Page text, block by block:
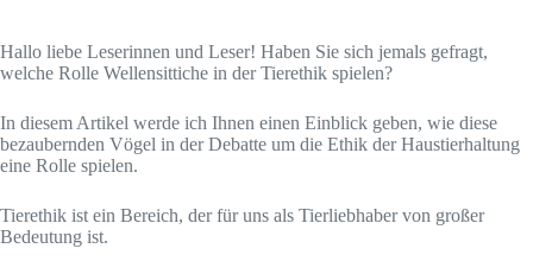
Hallo liebe Leserinnen und Leser! Haben Sie sich jemals gefragt,
welche Rolle Wellensittiche in der Tierethik spielen?
In diesem Artikel werde ich Ihnen einen Einblick geben, wie diese
bezaubernden Vögel in der Debatte um die Ethik der Haustierhaltung
eine Rolle spielen.
Tierethik ist ein Bereich, der für uns als Tierliebhaber von großer
Bedeutung ist.